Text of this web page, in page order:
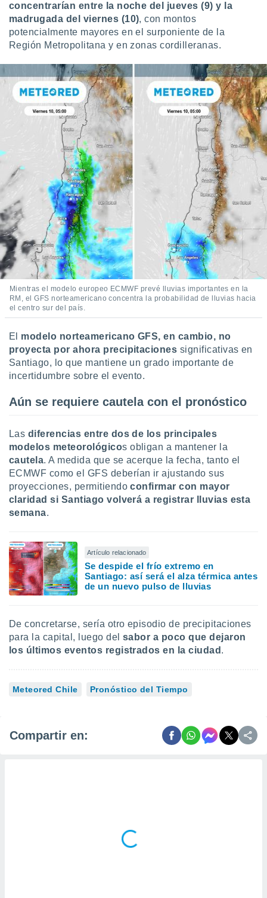
concentrarían entre la noche del jueves (9) y la
madrugada del viernes (10), con montos
potencialmente mayores en el surponiente de la
Región Metropolitana y en zonas cordilleranas.
Mientras el modelo europeo ECMWF prevé lluvias importantes en la
RM, el GFS norteamericano concentra la probabilidad de lluvias hacia
el centro sur del país.
El modelo norteamericano GFS, en cambio, no
proyecta por ahora precipitaciones significativas en
Santiago, lo que mantiene un grado importante de
incertidumbre sobre el evento.
Aún se requiere cautela con el pronóstico
Las diferencias entre dos de los principales
modelos meteorológicos obligan a mantener la
cautela. A medida que se acerque la fecha, tanto el
ECMWF como el GFS deberían ir ajustando sus
proyecciones, permitiendoconfirmar con mayor
claridad si Santiago volverá a registrar lluvias esta
semana.
Artículo relacionado
Se despide el frío extremo en
Santiago: así será el alza térmica antes
de un nuevo pulso de lluvias
De concretarse, sería otro episodio de precipitaciones
para la capital, luego del sabor a poco que dejaron
los últimos eventos registrados en la ciudad .
Meteored Chile Pronóstico del Tiempo
Compartir en: